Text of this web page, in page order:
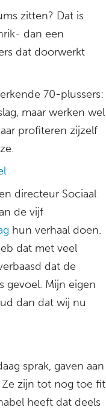
zitten? Dat is
dan een
dat doorwerkt
70-plussers:
maar werken wel
profiteren zijzelf
directeur Sociaal
de vijf
hun verhaal doen.
dat met veel
dat de
gevoel. Mijn eigen
dan dat wij nu
sprak, gaven aan
zijn tot nog toe fit
heeft dat deels